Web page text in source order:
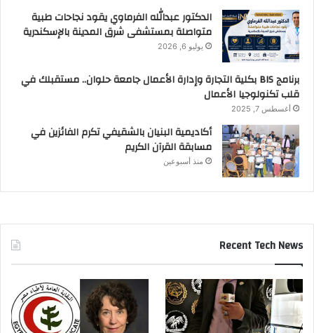
الدكتور عبدالله الفرماوي يقود نجاحات طبية
متواصلة بمستشفى شرق المدينة بالإسكندرية
يوليو 6, 2026
برنامج BIS بكلية التجارة وإدارة الأعمال جامعة حلوان.. مستقبلك في
قلب تكنولوجيا الأعمال
أغسطس 7, 2025
أكاديمية البنيان بالشقيفي تكرم الفائزين في
مسابقة القرآن الكريم
منذ أسبوعين
Recent Tech News